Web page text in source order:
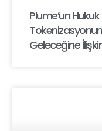
Plume’un
Geleceğine